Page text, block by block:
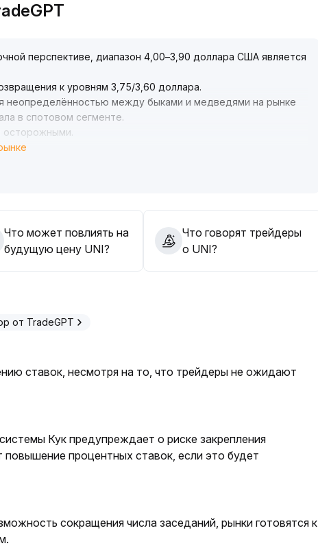
перспективе, диапазон 4,00–3,90 доллара США является
к уровням 3,75/3,60 доллара.
неопределённостью между быками и медведями на рынке
в спотовом сегменте.
осторожными
постоянные обновления протокола и расширение
конкурентные преимущества проекта
и ончейн-сценариями доходности это
потрясений и превышающих ожидания инноваций можно
позиции при откатах
Что может повлиять на
будущую цену UNI?
Что говорят трейдеры
о UNI?
от TradeGPT
ставок, несмотря на то, что трейдеры не ожидают
Кук предупреждает о риске закрепления
процентных ставок, если это будет
сокращения числа заседаний, рынки готовятся к